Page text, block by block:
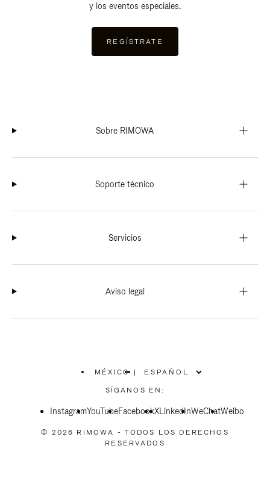
y los eventos especiales.
REGÍSTRATE
Sobre RIMOWA
Soporte técnico
Servicios
Aviso legal
MÉXICO
ELIGE
LA
|
SÍGANOS EN:
InstagramYouTubeFacebookXLinkedInWeChatWeibo
© 2026 RIMOWA - TODOS LOS DERECHOS
RESERVADOS